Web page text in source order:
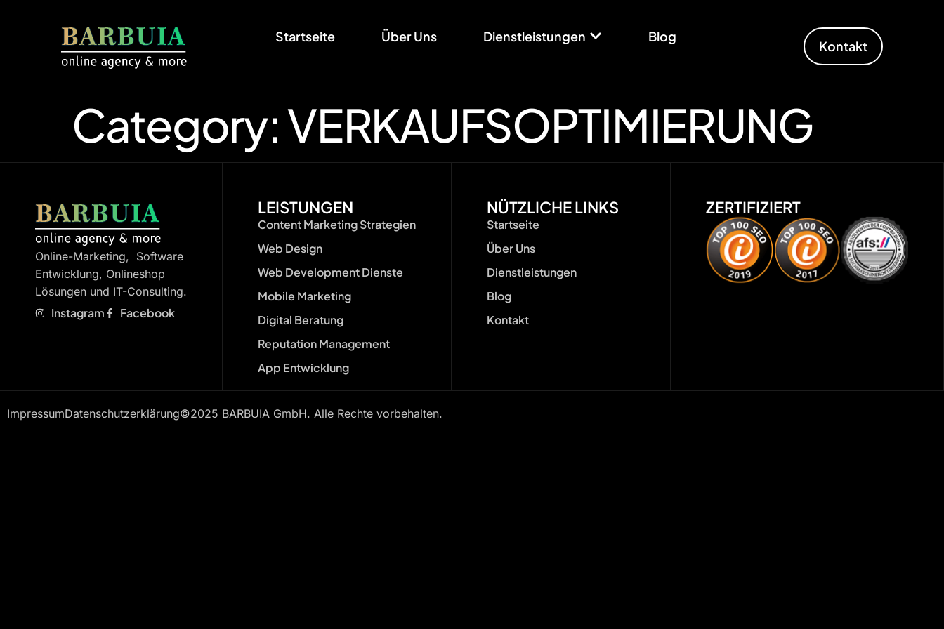
Startseite Über Uns Dienstleistungen Blog
Kontakt
Category:VERKAUFSOPTIMIERUNG
Online-Marketing, Software
Entwicklung, Onlineshop
Lösungen und IT-Consulting.
Instagram Facebook
LEISTUNGEN
Content Marketing Strategien
Web Design
Web Development Dienste
Mobile Marketing
Digital Beratung
Reputation Management
App Entwicklung
NÜTZLICHE LINKS
Startseite
Über Uns
Dienstleistungen
Blog
Kontakt
ZERTIFIZIERT
ImpressumDatenschutzerklärung©2025 BARBUIA GmbH. Alle Rechte vorbehalten.